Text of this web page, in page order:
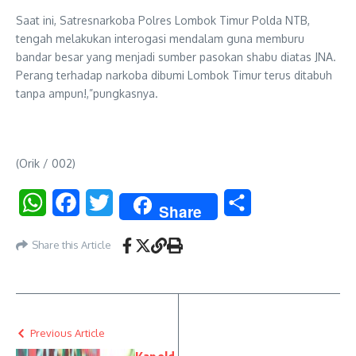
Saat ini, Satresnarkoba Polres Lombok Timur Polda NTB,
tengah melakukan interogasi mendalam guna memburu
bandar besar yang menjadi sumber pasokan shabu diatas JNA.
Perang terhadap narkoba dibumi Lombok Timur terus ditabuh
tanpa ampun!,”pungkasnya.
(Orik / 002)
WhatsAppFacebookTwitter Share
Share this Article
Previous Article